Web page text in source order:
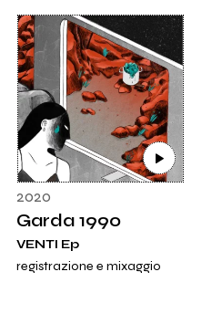
2020
Garda 1990
VENTI Ep
registrazione e mixaggio